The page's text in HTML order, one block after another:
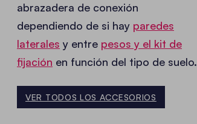
abrazadera de conexión
dependiendo de si hay paredes
laterales y entre pesos y el kit de
fijación en función del tipo de suelo.
VER TODOS LOS ACCESORIOS